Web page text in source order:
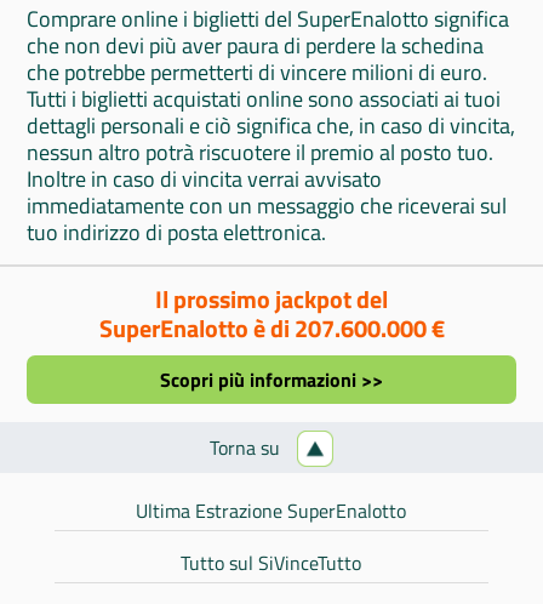
Comprare online i biglietti del SuperEnalotto significa
che non devi più aver paura di perdere la schedina
che potrebbe permetterti di vincere milioni di euro.
Tutti i biglietti acquistati online sono associati ai tuoi
dettagli personali e ciò significa che, in caso di vincita,
nessun altro potrà riscuotere il premio al posto tuo.
Inoltre in caso di vincita verrai avvisato
immediatamente con un messaggio che riceverai sul
tuo indirizzo di posta elettronica.
Il prossimo jackpot del
SuperEnalotto è di 207.600.000 €
Scopri più informazioni >>
Torna su
Ultima Estrazione SuperEnalotto
Tutto sul SiVinceTutto